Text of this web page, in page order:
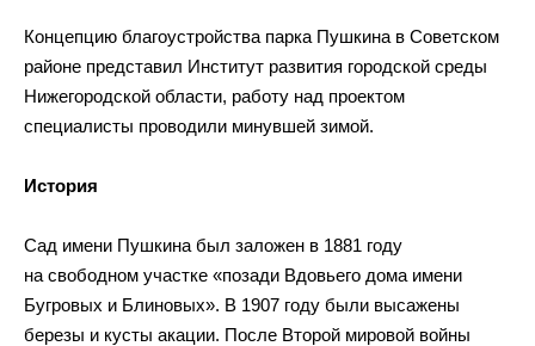
Концепцию благоустройства парка Пушкина в Советском
районе представил Институт развития городской среды
Нижегородской области, работу над проектом
специалисты проводили минувшей зимой.
История
Сад имени Пушкина был заложен в 1881 году
на свободном участке «позади Вдовьего дома имени
Бугровых и Блиновых». В 1907 году были высажены
березы и кусты акации. После Второй мировой войны